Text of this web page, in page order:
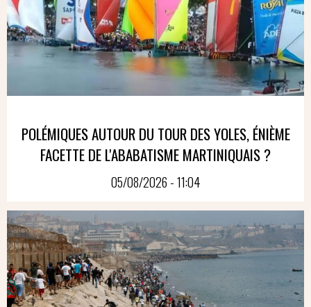
POLÉMIQUES AUTOUR DU TOUR DES YOLES, ÉNIÈME
FACETTE DE L'ABABATISME MARTINIQUAIS ?
05/08/2026 - 11:04